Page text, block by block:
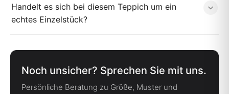
Handelt es sich bei diesem Teppich um ein
echtes Einzelstück?
Noch unsicher? Sprechen Sie mit uns.
Persönliche Beratung zu Größe, Muster und